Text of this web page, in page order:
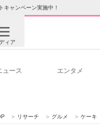
キャンペーン実施中！
ィア
ュース エンタメ
> リサーチ > グルメ > ケーキ